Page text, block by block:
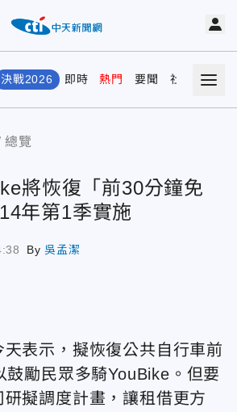
決戰2026 即時 熱門 要聞 社會 娛樂
總覽
將恢復「前30分鐘免
年第1季實施
By吳孟潔
表示，擬恢復公共自行車前
鼓勵民眾多騎YouBike。但要
擬調度計畫，讓租借更方